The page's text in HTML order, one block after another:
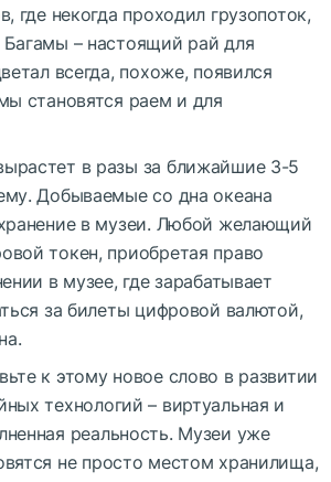
некогда проходил грузопоток,
– настоящий рай для
всегда, похоже, появился
становятся раем и для
в разы за ближайшие 3-5
Добываемые со дна океана
в музеи. Любой желающий
токен, приобретая право
в музее, где зарабатывает
за билеты цифровой валютой,
к этому новое слово в развитии
технологий – виртуальная и
реальность. Музеи уже
не просто местом хранилища,